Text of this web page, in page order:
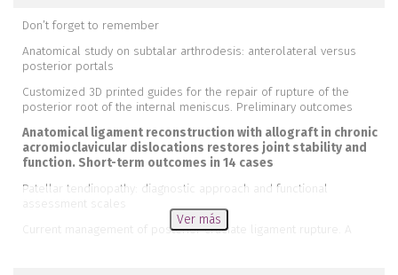
Don’t forget to remember
Anatomical study on subtalar arthrodesis: anterolateral versus
posterior portals
Customized 3D printed guides for the repair of rupture of the
posterior root of the internal meniscus. Preliminary outcomes
Anatomical ligament reconstruction with allograft in chronic
acromioclavicular dislocations restores joint stability and
function. Short-term outcomes in 14 cases
Patellar tendinopathy: diagnostic approach and functional
assessment scales
Current management of posterior cruciate ligament rupture. A
Ver más